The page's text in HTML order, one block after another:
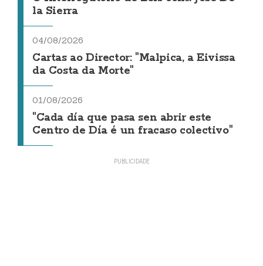
la Sierra
04/08/2026
Cartas ao Director: "Malpica, a Eivissa
da Costa da Morte"
01/08/2026
"Cada día que pasa sen abrir este
Centro de Día é un fracaso colectivo"